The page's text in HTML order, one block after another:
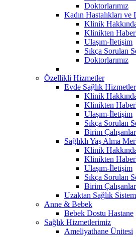
Doktorlarımız
Kadın Hastalıkları ve
Klinik
Klinikten
Ulaşım-İletişim
Sıkça Sorulan
Doktorlarımız
Özellikli Hizmetler
Evde Sağlık
Klinik
Klinikten
Ulaşım-İletişim
Sıkça Sorulan
Birim
Sağlıklı Yaş Alma
Klinik
Klinikten
Ulaşım-İletişim
Sıkça Sorulan
Birim
Uzaktan Sağlık
Anne & Bebek
Bebek Dostu Hastane
Sağlık Hizmetlerimiz
Ameliyathane Ünitesi